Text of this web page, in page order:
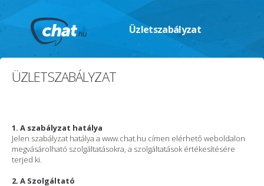
Üzletszabályzat
ÜZLETSZABÁLYZAT
1. A szabályzat hatálya
Jelen szabályzat hatálya a www.chat.hu címen elérhető weboldalon
megvásárolható szolgáltatásokra, a szolgáltatások értékesítésére
terjed ki.
2. A Szolgáltató